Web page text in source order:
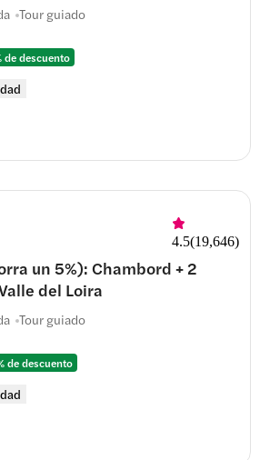
de descuento
Tour guiado
4.5(19,646)
un 5%): Chambord + 2
del Loira
de descuento
Tour guiado